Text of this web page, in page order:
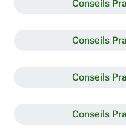
Conseils
Conseils
Conseils
Conseils